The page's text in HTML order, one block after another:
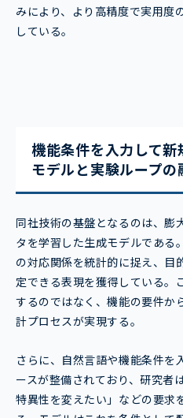
みにより、より高精度で実用度
している。
機能条件を入力して
モデルと実験ループの
同社技術の基盤となるのは、膨
タを学習した生成モデルである
の対応関係を統計的に捉え、目
定できる表現を獲得している。
するのではなく、機能の要件か
計プロセスが実現する。
さらに、自然言語や機能条件を
ースが整備されており、研究者
特異性を変えたい」などの要求